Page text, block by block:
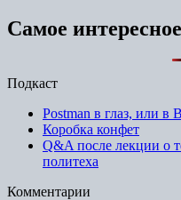
Самое интересное
Подкаст
Postman в глаз, или в
Коробка конфет
Q&A после лекции о
политеха
Комментарии